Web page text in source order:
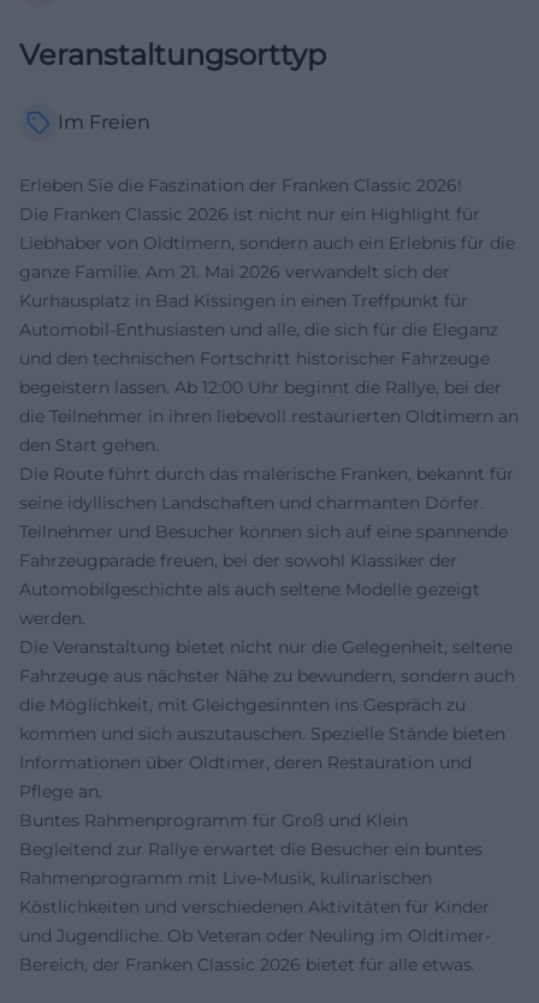
Veranstaltungsorttyp
Im Freien
Erleben Sie die Faszination der Franken Classic 2026!
Die Franken Classic 2026 ist nicht nur ein Highlight für
Liebhaber von Oldtimern, sondern auch ein Erlebnis für die
ganze Familie. Am 21. Mai 2026 verwandelt sich der
Kurhausplatz in Bad Kissingen in einen Treffpunkt für
Automobil-Enthusiasten und alle, die sich für die Eleganz
und den technischen Fortschritt historischer Fahrzeuge
begeistern lassen. Ab 12:00 Uhr beginnt die Rallye, bei der
die Teilnehmer in ihren liebevoll restaurierten Oldtimern an
den Start gehen.
Die Route führt durch das malerische Franken, bekannt für
seine idyllischen Landschaften und charmanten Dörfer.
Teilnehmer und Besucher können sich auf eine spannende
Fahrzeugparade freuen, bei der sowohl Klassiker der
Automobilgeschichte als auch seltene Modelle gezeigt
werden.
Die Veranstaltung bietet nicht nur die Gelegenheit, seltene
Fahrzeuge aus nächster Nähe zu bewundern, sondern auch
die Möglichkeit, mit Gleichgesinnten ins Gespräch zu
kommen und sich auszutauschen. Spezielle Stände bieten
Informationen über Oldtimer, deren Restauration und
Pflege an.
Buntes Rahmenprogramm für Groß und Klein
Begleitend zur Rallye erwartet die Besucher ein buntes
Rahmenprogramm mit Live-Musik, kulinarischen
Köstlichkeiten und verschiedenen Aktivitäten für Kinder
und Jugendliche. Ob Veteran oder Neuling im Oldtimer-
Bereich, der Franken Classic 2026 bietet für alle etwas.